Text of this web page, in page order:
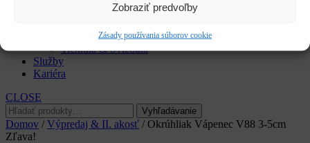
Zobraziť predvoľby
Zásady používania súborov cookie
Umenie
Striešky & Parapety
Tienidlá & Svietidlá
Služby
Kariéra
CLOSE
Hľadať:
Vyhľadávanie
Domov / Výpredaj & II. akosť / Okrúhliak Vápenec V88 3-5cm
Zľava!